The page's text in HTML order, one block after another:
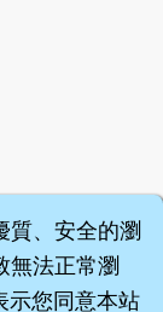
質、安全的瀏
無法正常瀏
示您同意本站